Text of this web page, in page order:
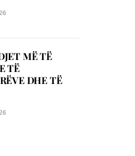
MË TË
TË
DHE TË